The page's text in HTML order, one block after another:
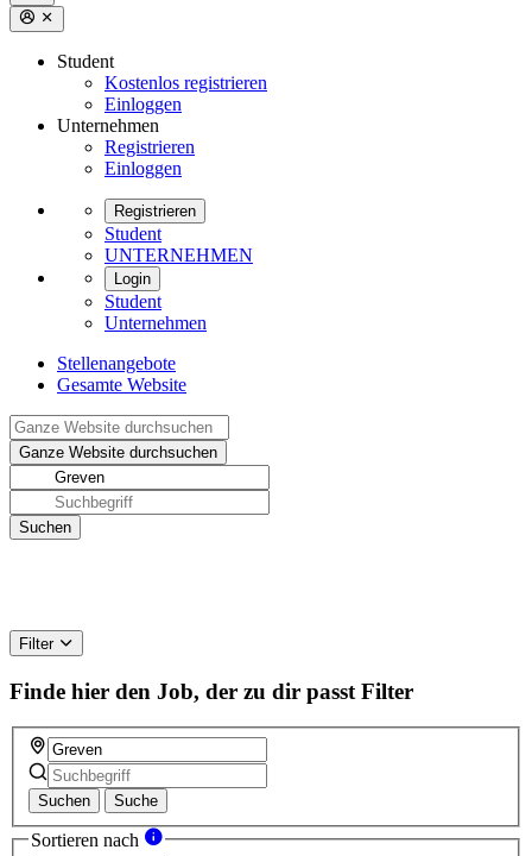
Student
Kostenlos registrieren
Einloggen
Unternehmen
Registrieren
Einloggen
Registrieren
Student
UNTERNEHMEN
Login
Student
Unternehmen
Stellenangebote
Gesamte Website
Filter
Finde hier den Job, der zu dir passt Filter
Suchen Suche
Sortieren nach